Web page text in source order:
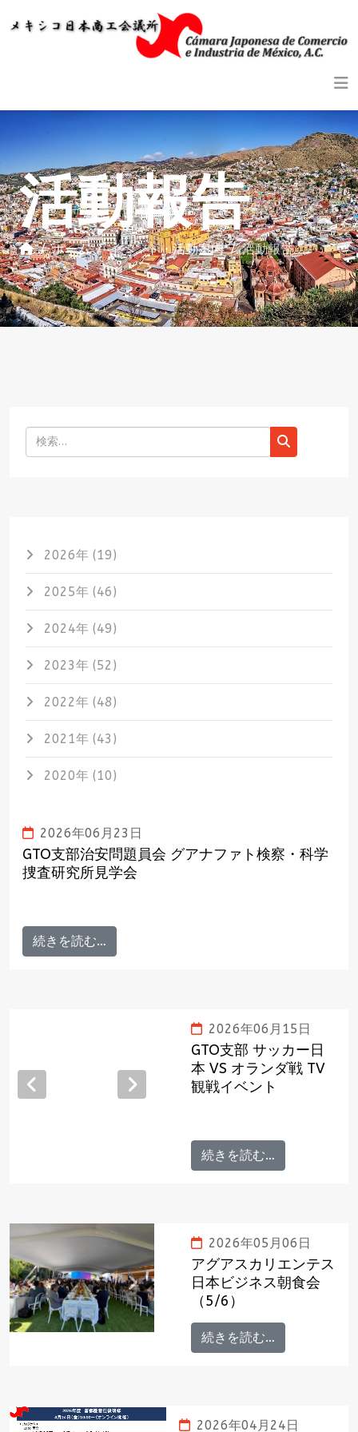
活動報告
ホーム イベント・活動案内 活動報告
検索
2026年 (19)
2025年 (46)
2024年 (49)
2023年 (52)
2022年 (48)
2021年 (43)
2020年 (10)
2026年06月23日
GTO支部治安問題員会 グアナファト検察・科学
捜査研究所見学会
続きを読む…
Previous Next
2026年06月15日
GTO支部 サッカー日
本 VS オランダ戦 TV
観戦イベント
続きを読む…
Previous Next
2026年05月06日
アグアスカリエンテス
日本ビジネス朝食会
（5/6）
続きを読む…
2026年04月24日